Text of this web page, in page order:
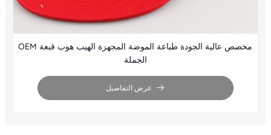
OEM مخصص عالية الجودة طباعة الموضة المجهزة الهيب هوب قبعة
الجملة
عرض التفاصيل